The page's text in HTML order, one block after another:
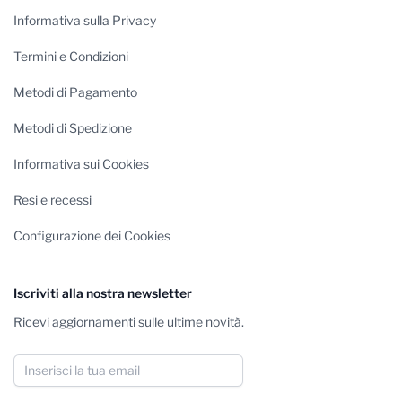
Informativa sulla Privacy
Termini e Condizioni
Metodi di Pagamento
Metodi di Spedizione
Informativa sui Cookies
Resi e recessi
Configurazione dei Cookies
Iscriviti alla nostra newsletter
Ricevi aggiornamenti sulle ultime novità.
Indirizzo email